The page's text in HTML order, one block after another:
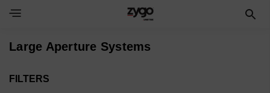
Large Aperture Systems
FILTERS